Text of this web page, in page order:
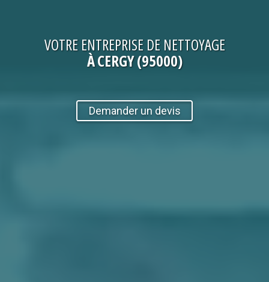
VOTRE ENTREPRISE DE NETTOYAGE
À CERGY (95000)
Demander un devis